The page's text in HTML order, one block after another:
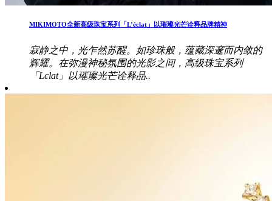
MIKIMOTO全新高级珠宝系列「L’éclat」以璀璨光芒诠释品牌精神
寂静之中，光乍然苏醒。如珍珠般，蕴藏深邃而内敛的
辉耀。在弥漫神秘氛围的光影之间，高级珠宝系列
「Lclat」以璀璨光芒诠释品..